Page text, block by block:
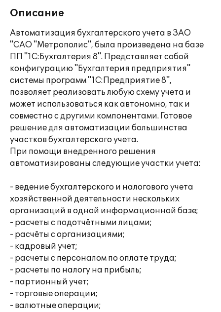
Описание
Автоматизация бухгалтерского учета в ЗАО
"САО "Метрополис", была произведена на базе
ПП "1С:Бухгалтерия 8". Представляет собой
конфигурацию "Бухгалтерия предприятия"
системы программ "1С:Предприятие 8",
позволяет реализовать любую схему учета и
может использоваться как автономно, так и
совместно с другими компонентами. Готовое
решение для автоматизации большинства
участков бухгалтерского учета.
При помощи внедренного решения
автоматизированы следующие участки учета:
- ведение бухгалтерского и налогового учета
хозяйственной деятельности нескольких
организаций в одной информационной базе;
- расчеты с подотчётными лицами;
- расчёты с организациями;
- кадровый учет;
- расчеты с персоналом по оплате труда;
- расчеты по налогу на прибыль;
- партионный учет;
- торговые операции;
- валютные операции;